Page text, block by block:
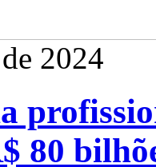
2024
80